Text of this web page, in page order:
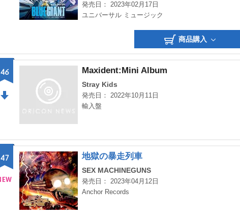
発売日： 2023年02月17日
ユニバーサル ミュージック
商品購入
46 Maxident:Mini Album
Stray Kids
発売日： 2022年10月11日
輸入盤
47 地獄の暴走列車
SEX MACHINEGUNS
発売日： 2023年04月12日
Anchor Records